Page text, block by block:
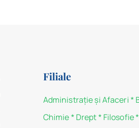
Filiale
Administraţie şi Afaceri*
Chimie* Drept* Filosofie*